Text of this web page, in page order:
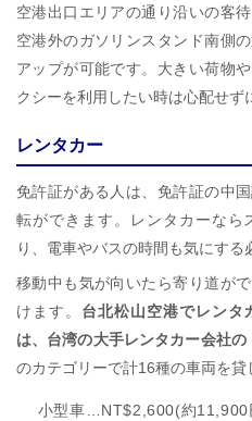
空港出口エリアの通り沿いの客
空港外のガソリンスタンド南側
アップが可能です。大きい荷物
クシーを利用したい時は心配せず
レンタカー
免許証がある人は、免許証の中
転ができます。レンタカーなら
り、電車やバスの時間も気にする
移動中も気が向いたら寄り道が
けます。 台北松山空港でレンタ
は、台湾の大手レンタカー会社の
のカテゴリーで計16種の車両を貸
小型車…NT$2,600(約11,900